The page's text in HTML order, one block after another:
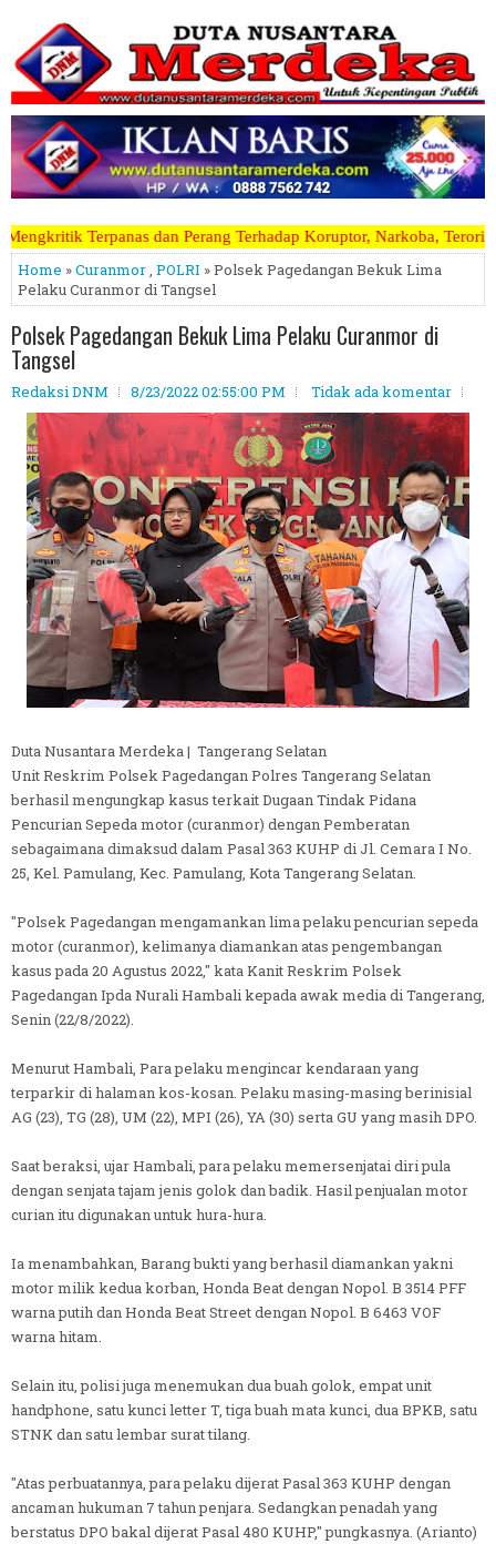
Terhadap Koruptor, Narkoba, Teroris Musuh Rakyat
Home »Curanmor, POLRI » Polsek Pagedangan Bekuk Lima
Pelaku Curanmor di Tangsel
Polsek Pagedangan Bekuk Lima Pelaku Curanmor di
Tangsel
Redaksi DNM 8/23/2022 02:55:00 PM Tidak ada komentar
Duta Nusantara Merdeka | Tangerang Selatan
Unit Reskrim Polsek Pagedangan Polres Tangerang Selatan
berhasil mengungkap kasus terkait Dugaan Tindak Pidana
Pencurian Sepeda motor (curanmor) dengan Pemberatan
sebagaimana dimaksud dalam Pasal 363 KUHP di Jl. Cemara I No.
25, Kel. Pamulang, Kec. Pamulang, Kota Tangerang Selatan.
"Polsek Pagedangan mengamankan lima pelaku pencurian sepeda
motor (curanmor), kelimanya diamankan atas pengembangan
kasus pada 20 Agustus 2022," kata Kanit Reskrim Polsek
Pagedangan Ipda Nurali Hambali kepada awak media di Tangerang,
Senin (22/8/2022).
Menurut Hambali, Para pelaku mengincar kendaraan yang
terparkir di halaman kos-kosan. Pelaku masing-masing berinisial
AG (23), TG (28), UM (22), MPI (26), YA (30) serta GU yang masih DPO.
Saat beraksi, ujar Hambali, para pelaku memersenjatai diri pula
dengan senjata tajam jenis golok dan badik. Hasil penjualan motor
curian itu digunakan untuk hura-hura.
Ia menambahkan, Barang bukti yang berhasil diamankan yakni
motor milik kedua korban, Honda Beat dengan Nopol. B 3514 PFF
warna putih dan Honda Beat Street dengan Nopol. B 6463 VOF
warna hitam.
Selain itu, polisi juga menemukan dua buah golok, empat unit
handphone, satu kunci letter T, tiga buah mata kunci, dua BPKB, satu
STNK dan satu lembar surat tilang.
"Atas perbuatannya, para pelaku dijerat Pasal 363 KUHP dengan
ancaman hukuman 7 tahun penjara. Sedangkan penadah yang
berstatus DPO bakal dijerat Pasal 480 KUHP," pungkasnya. (Arianto)